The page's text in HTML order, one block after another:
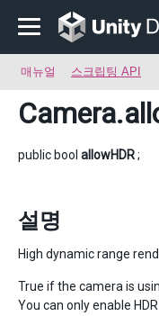
매뉴얼 스크립팅 API
Camera
public bool allowHDR;
설명
High dynamic range
True if the camera is
You can only enable